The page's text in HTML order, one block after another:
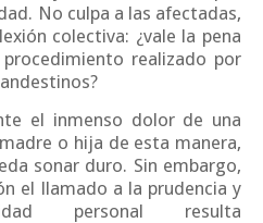
No culpa a las afectadas,
colectiva: ¿vale la pena
realizado por
el inmenso dolor de una
o hija de esta manera,
sonar duro. Sin embargo,
el llamado a la prudencia y
personal resulta